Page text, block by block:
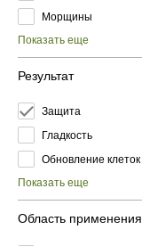
Морщины
Показать еще
Результат
Защита
Гладкость
Обновление клеток
Показать еще
Область применения